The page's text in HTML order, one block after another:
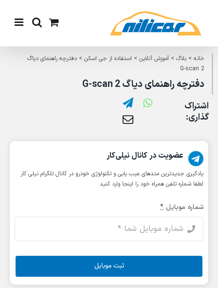
content
خانه> بلاگ> آموزش آنلاین> استفاده از جی اسکن> دفترچه راهنمای دیاگ
G-scan 2
دفترچه راهنمای دیاگ G-scan 2
اشتراک
گذاری:
عضویت در کانال نیلی‌کار
یادگیری جدیدترین متد‌های عیب یابی‌ و تکنولوژی خودرو در کانال تلگرام نیلی کار
لطفا شماره تلفن همراه خود را اینجا وارد کنید
شماره موبایل *
ثبت موبایل